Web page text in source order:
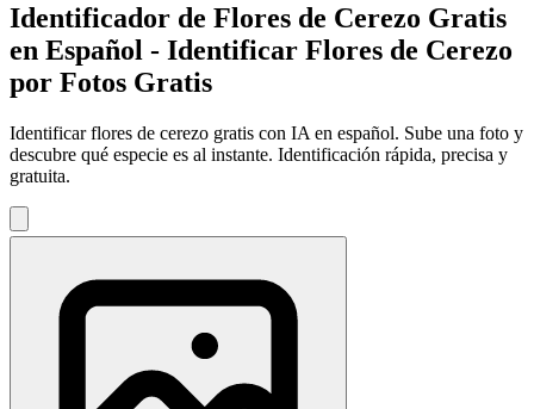
Identificador de Flores de Cerezo Gratis
en Español - Identificar Flores de Cerezo
por Fotos Gratis
Identificar flores de cerezo gratis con IA en español. Sube una foto y
descubre qué especie es al instante. Identificación rápida, precisa y
gratuita.